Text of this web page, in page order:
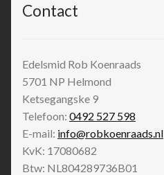
Contact
Edelsmid Rob Koenraads
5701 NP Helmond
Ketsegangske 9
Telefoon: 0492 527 598
E-mail: info@robkoenraads.nl
KvK: 17080682
Btw: NL804289736B01